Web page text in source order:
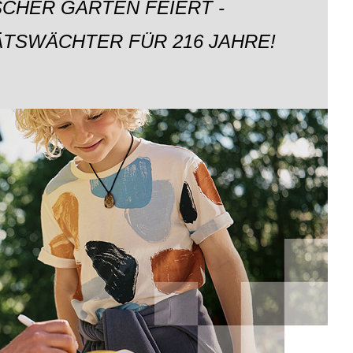
GARTEN FEIERT -
FÜR 216 JAHRE!